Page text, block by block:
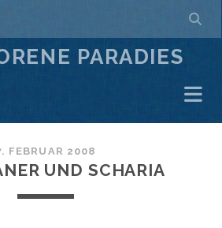
PARADIES
FEBRUAR 2008
UND SCHARIA